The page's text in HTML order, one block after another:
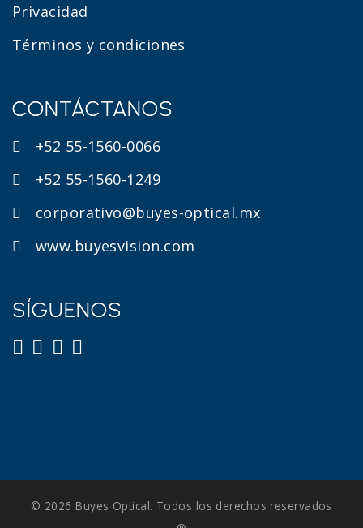
Privacidad
Términos y condiciones
CONTÁCTANOS
+52 55-1560-0066
+52 55-1560-1249
corporativo@buyes-optical.mx
www.buyesvision.com
SÍGUENOS
© 2026 Buyes Optical. Todos los derechos reservados